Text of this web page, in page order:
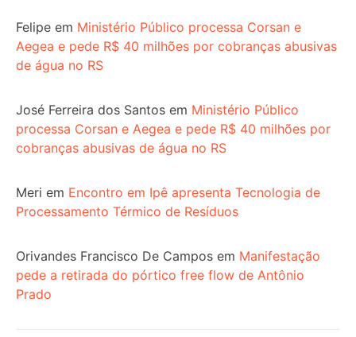
Felipe em Ministério Público processa Corsan e
Aegea e pede R$ 40 milhões por cobranças abusivas
de água no RS
José Ferreira dos Santos em Ministério Público
processa Corsan e Aegea e pede R$ 40 milhões por
cobranças abusivas de água no RS
Meri em Encontro em Ipê apresenta Tecnologia de
Processamento Térmico de Resíduos
Orivandes Francisco De Campos em Manifestação
pede a retirada do pórtico free flow de Antônio
Prado